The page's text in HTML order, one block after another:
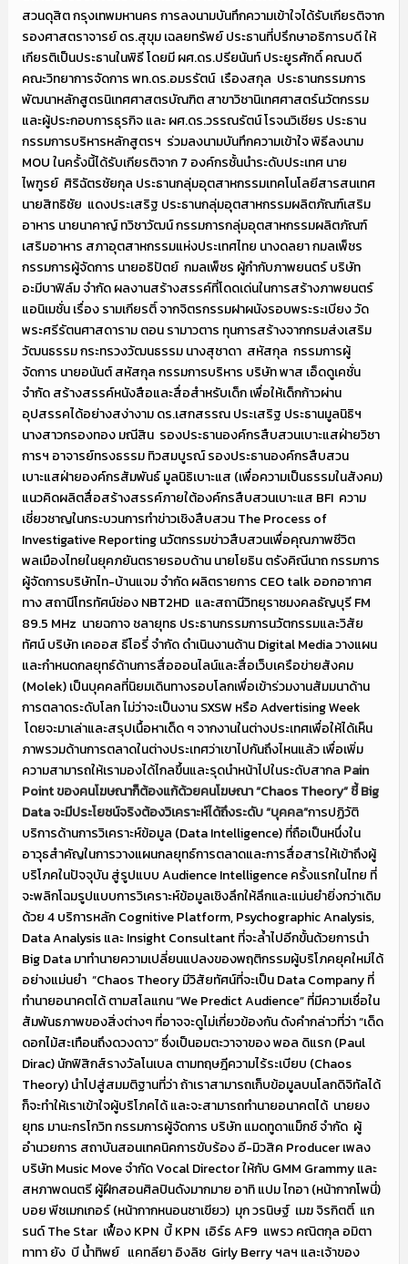
สวนดุสิต กรุงเทพมหานคร การลงนามบันทึกความเข้าใจได้รับเกียรติจาก
รองศาสตราจารย์ ดร.สุขุม เฉลยทรัพย์ ประธานที่ปรึกษาอธิการบดี ให้
เกียรติเป็นประธานในพิธี โดยมี ผศ.ดร.ปรียนันท์ ประยูรศักดิ์ คณบดี
คณะวิทยาการจัดการ พท.ดร.อมรรัตน์ เรืองสกุล ประธานกรรมการ
พัฒนาหลักสูตรนิเทศศาสตรบัณฑิต สาขาวิชานิเทศศาสตร์นวัตกรรม
และผู้ประกอบการธุรกิจ และ ผศ.ดร.วรรณรัตน์ โรจนวิเชียร ประธาน
กรรมการบริหารหลักสูตรฯ ร่วมลงนามบันทึกความเข้าใจ พิธีลงนาม
MOU ในครั้งนี้ได้รับเกียรติจาก 7 องค์กรชั้นนำระดับประเทศ นาย
ไพฑูรย์ ศิริฉัตรชัยกุล ประธานกลุ่มอุตสาหกรรมเทคโนโลยีสารสนเทศ
นายสิทธิชัย แดงประเสริฐ ประธานกลุ่มอุตสาหกรรมผลิตภัณฑ์เสริม
อาหาร นายนาคาญ์ ทวิชาวัฒน์ กรรมการกลุ่มอุตสาหกรรมผลิตภัณฑ์
เสริมอาหาร สภาอุตสาหกรรมแห่งประเทศไทย นางดลยา กมลเพ็ชร
กรรมการผู้จัดการ นายอธิปัตย์ กมลเพ็ชร ผู้กำกับภาพยนตร์ บริษัท
อะมีบาฟิล์ม จำกัด ผลงานสร้างสรรค์ที่โดดเด่นในการสร้างภาพยนตร์
แอนิเมชั่น เรื่อง รามเกียรติ์ จากจิตรกรรมฝาผนังรอบพระระเบียง วัด
พระศรีรัตนศาสดาราม ตอน รามาวตาร ทุนการสร้างจากกรมส่งเสริม
วัฒนธรรม กระทรวงวัฒนธรรม นางสุชาดา สหัสกุล กรรมการผู้
จัดการ นายอนันต์ สหัสกุล กรรมการบริหาร บริษัท พาส เอ็ดดูเคชั่น
จำกัด สร้างสรรค์หนังสือและสื่อสำหรับเด็ก เพื่อให้เด็กก้าวผ่าน
อุปสรรคได้อย่างสง่างาม ดร.เสกสรรณ ประเสริฐ ประธานมูลนิธิฯ
นางสาวกรองทอง มณีสิน รองประธานองค์กรสืบสวนเบาะแสฝ่ายวิชา
การฯ อาจารย์ทรงธรรม ทิวสมบูรณ์ รองประธานองค์กรสืบสวน
เบาะแสฝ่ายองค์กรสัมพันธ์ มูลนิธิเบาะแส (เพื่อความเป็นธรรมในสังคม)
แนวคิดผลิตสื่อสร้างสรรค์ภายใต้องค์กรสืบสวนเบาะแส BFI ความ
เชี่ยวชาญในกระบวนการทำข่าวเชิงสืบสวน The Process of
Investigative Reporting นวัตกรรมข่าวสืบสวนเพื่อคุณภาพชีวิต
พลเมืองไทยในยุคภยันตรายรอบด้าน นายโยธิน ตรังคิณีนาถ กรรมการ
ผู้จัดการบริษัทไท-บ้านแจม จำกัด ผลิตรายการ CEO talk ออกอากาศ
ทาง สถานีโทรทัศน์ช่อง NBT2HD และสถานีวิทยุราชมงคลธัญบุรี FM
89.5 MHz นายฉกาจ ชลายุทธ ประธานกรรมการนวัตกรรมและวิสัย
ทัศน์ บริษัท เคออส ธีโอรี่ จำกัด ดำเนินงานด้าน Digital Media วางแผน
และกำหนดกลยุทธ์ด้านการสื่อออนไลน์และสื่อเว็บเครือข่ายสังคม
(Molek) เป็นบุคคลที่นิยมเดินทางรอบโลกเพื่อเข้าร่วมงานสัมมนาด้าน
การตลาดระดับโลก ไม่ว่าจะเป็นงาน SXSW หรือ Advertising Week
โดยจะมาเล่าและสรุปเนื้อหาเด็ด ๆ จากงานในต่างประเทศเพื่อให้ได้เห็น
ภาพรวมด้านการตลาดในต่างประเทศว่าเขาไปกันถึงไหนแล้ว เพื่อเพิ่ม
ความสามารถให้เรามองได้ไกลขึ้นและรุดนำหน้าไปในระดับสากล Pain
Point ของคนโฆษณาก็ต้องแก้ด้วยคนโฆษณา “Chaos Theory” ชี้ Big
Data จะมีประโยชน์จริงต้องวิเคราะห์ได้ถึงระดับ “บุคคล”การปฏิวัติ
บริการด้านการวิเคราะห์ข้อมูล (Data Intelligence) ที่ถือเป็นหนึ่งใน
อาวุธสำคัญในการวางแผนกลยุทธ์การตลาดและการสื่อสารให้เข้าถึงผู้
บริโภคในปัจจุบัน สู่รูปแบบ Audience Intelligence ครั้งแรกในไทย ที่
จะพลิกโฉมรูปแบบการวิเคราะห์ข้อมูลเชิงลึกให้ลึกและแม่นยำยิ่งกว่าเดิม
ด้วย 4 บริการหลัก Cognitive Platform, Psychographic Analysis,
Data Analysis และ Insight Consultant ที่จะล้ำไปอีกขั้นด้วยการนำ
Big Data มาทำนายความเปลี่ยนแปลงของพฤติกรรมผู้บริโภคยุคใหม่ได้
อย่างแม่นยำ “Chaos Theory มีวิสัยทัศน์ที่จะเป็น Data Company ที่
ทำนายอนาคตได้ ตามสโลแกน “We Predict Audience” ที่มีความเชื่อใน
สัมพันธภาพของสิ่งต่างๆ ที่อาจจะดูไม่เกี่ยวข้องกัน ดังคำกล่าวที่ว่า “เด็ด
ดอกไม้สะเทือนถึงดวงดาว” ซึ่งเป็นอมตะวาจาของ พอล ดิแรก (Paul
Dirac) นักฟิสิกส์รางวัลโนเบล ตามทฤษฎีความไร้ระเบียบ (Chaos
Theory) นำไปสู่สมมติฐานที่ว่า ถ้าเราสามารถเก็บข้อมูลบนโลกดิจิทัลได้
ก็จะทำให้เราเข้าใจผู้บริโภคได้ และจะสามารถทำนายอนาคตได้ นายยง
ยุทธ มานะกรโกวิท กรรมการผู้จัดการ บริษัท แมดทูดาแม็กซ์ จำกัด ผู้
อำนวยการ สถาบันสอนเทคนิคการขับร้อง อี-มิวสิค Producer เพลง
บริษัท Music Move จำกัด Vocal Director ให้กับ GMM Grammy และ
สหภาพดนตรี ผู้ฝึกสอนศิลปินดังมากมาย อาทิ แปม ไกอา (หน้ากากโพนี่)
บอย พีชเมกเกอร์ (หน้ากากหนอนชาเขียว) มุก วรนิษฐ์ เมฆ จิรกิตติ์ แก
รนด์ The Star เฟื้อง KPN บี้ KPN เอิร์ธ AF9 แพรว คณิตกุล อมิตา
ทาทา ยัง บี น้ำทิพย์ แคทลียา อิงลิช Girly Berry ฯลฯ และเจ้าของ